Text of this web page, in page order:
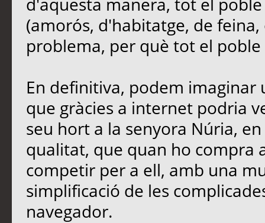
(amorós, d'habitatge, de
problema, per què tot el
En definitiva, podem imaginar
que gràcies a internet podria
seu hort a la senyora Núria,
qualitat, que quan ho compra
competir per a ell, amb una
simplificació de les
navegador.